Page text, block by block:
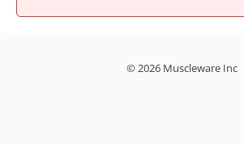
© 2026 Muscleware Inc